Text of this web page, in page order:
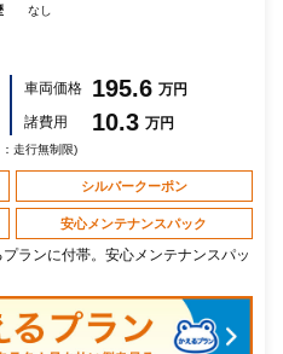
なし
車両価格 195.6 万円
諸費用
10.3 万円
走行無制限)
シルバークーポン
安心メンテナンスパック
ランに付帯。安心メンテナンスパッ